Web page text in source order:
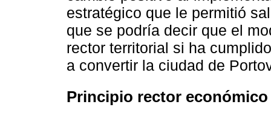
estratégico que le permitió
que se podría decir que el
rector territorial si ha
a convertir la ciudad de
Principio rector económico